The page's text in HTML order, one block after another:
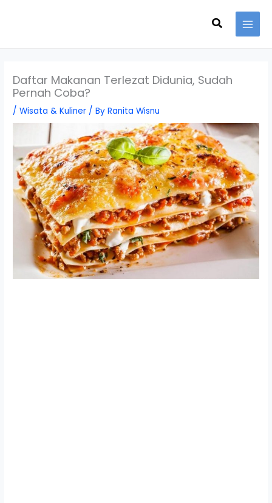
Search
Daftar Makanan Terlezat Didunia, Sudah
Pernah Coba?
/Wisata & Kuliner / ByRanita Wisnu